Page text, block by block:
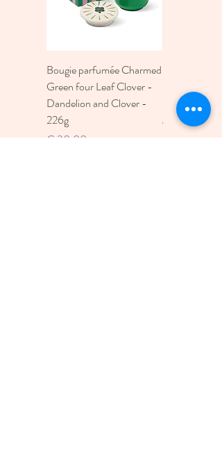
Bougie parfumée Charmed
Green four Leaf Clover -
Dandelion and Clover -
226g
Prijs
€ 30,00
Moon
Prijs
€ 30,00